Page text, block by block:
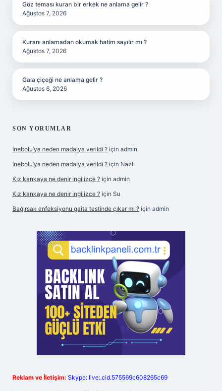
Göz teması kuran bir erkek ne anlama gelir ?
Ağustos 7, 2026
Kuranı anlamadan okumak hatim sayılır mı ?
Ağustos 7, 2026
Gala çiçeği ne anlama gelir ?
Ağustos 6, 2026
SON YORUMLAR
İnebolu’ya neden madalya verildi ? için admin
İnebolu’ya neden madalya verildi ? için Nazlı
Kız kankaya ne denir ingilizce ? için admin
Kız kankaya ne denir ingilizce ? için Su
Bağırsak enfeksiyonu gaita testinde çıkar mı ? için admin
Reklam ve İletişim: Skype: live:.cid.575569c608265c69